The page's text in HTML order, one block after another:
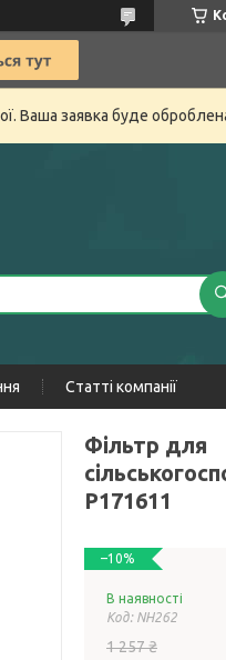
Ваша заявка буде
Статті компанії
Фільтр для
P171611
–10%
В наявності
Код: NH262
1 257 ₴